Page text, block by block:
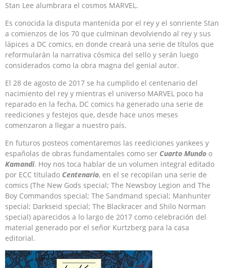
Stan Lee alumbrara el cosmos MARVEL.
Es conocida la disputa mantenida por el rey y el sonriente Stan
a comienzos de los 70 que culminan devolviendo al rey y sus
lápices a DC comics, en donde creará una serie de títulos que
reformularán la narrativa cósmica del sello y serán luego
considerados como la obra magna del genial autor.
El 28 de agosto de 2017 se ha cumplido el centenario del
nacimiento del rey y mientras el universo MARVEL poco ha
reparado en la fecha, DC comics ha generado una serie de
reediciones y festejos que, desde hace unos meses
comenzaron a llegar a nuestro país.
En futuros posteos comentaremos las reediciones yankees y
españolas de obras fundamentales como ser Cuarto Mundo o
Kamandi. Hoy nos toca hablar de un volumen integral editado
por ECC titulado Centenario, en el se recopilan una serie de
comics (The New Gods special; The Newsboy Legion and The
Boy Commandos special; The Sandmand special; Manhunter
special; Darkseid special; The Blackracer and Shilo Norman
special) aparecidos a lo largo de 2017 como celebración del
material generado por el señor Kurtzberg para la casa
editorial.